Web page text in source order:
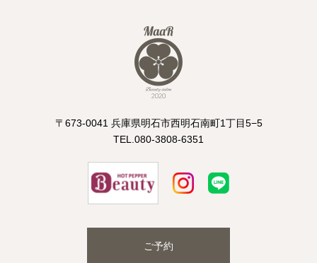
〒673-0041 兵庫県明石市西明石南町1丁目5−5
TEL.080-3808-6351
ご予約